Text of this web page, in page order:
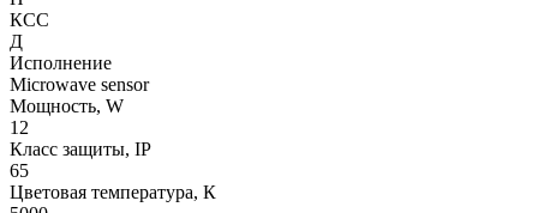
КСС
Д
Исполнение
Microwave sensor
Мощность, W
12
Класс защиты, IP
65
Цветовая температура, К